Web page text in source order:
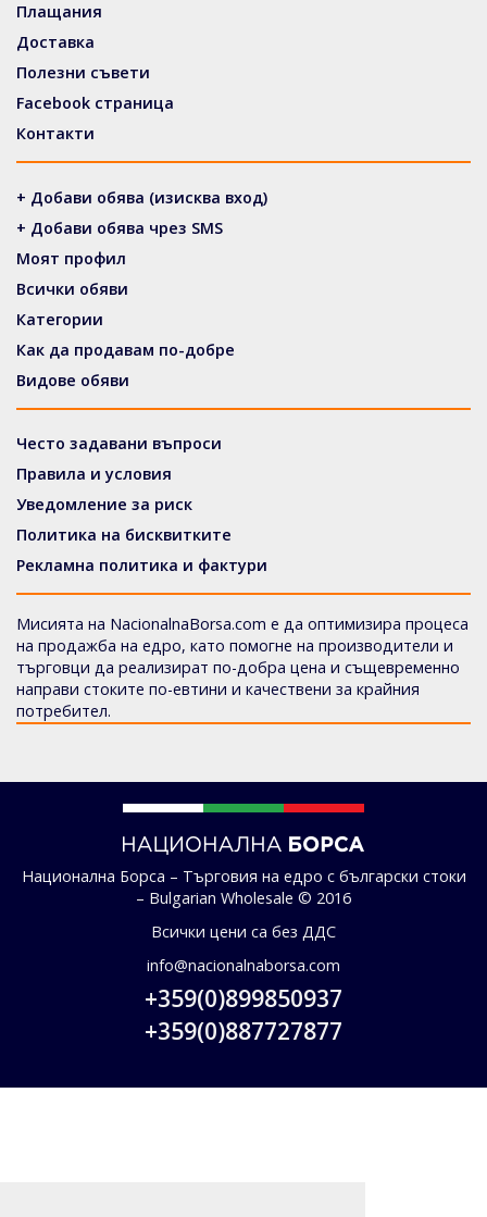
Плащания
Доставка
Полезни съвети
Facebook страница
Контакти
+ Добави обява (изисква вход)
+ Добави обява чрез SMS
Моят профил
Всички обяви
Категории
Как да продавам по-добре
Видове обяви
Често задавани въпроси
Правила и условия
Уведомление за риск
Политика на бисквитките
Рекламна политика и фактури
Мисията на NacionalnaBorsa.com е да оптимизира процеса
на продажба на едро, като помогне на производители и
търговци да реализират по-добра цена и същевременно
направи стоките по-евтини и качествени за крайния
потребител.
Национална Борса – Търговия на едро с български стоки
– Bulgarian Wholesale © 2016
Всички цени са без ДДС
info@nacionalnaborsa.com
+359(0)899850937
+359(0)887727877